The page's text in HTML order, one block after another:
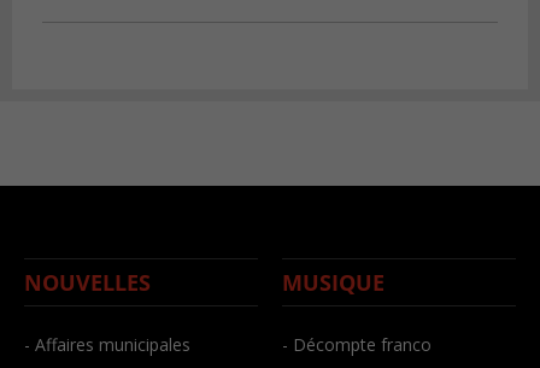
NOUVELLES
- Affaires municipales
MUSIQUE
- Décompte franco